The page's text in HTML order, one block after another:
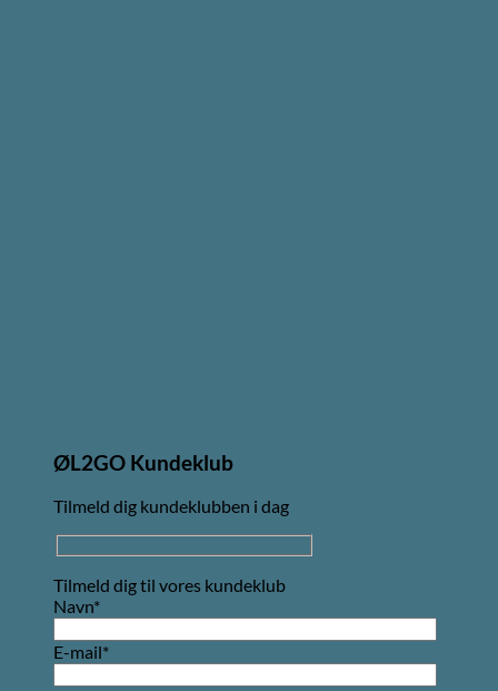
ØL2GO Kundeklub
Tilmeld dig kundeklubben i dag
Tilmeld dig til vores kundeklub
Navn*
E-mail*